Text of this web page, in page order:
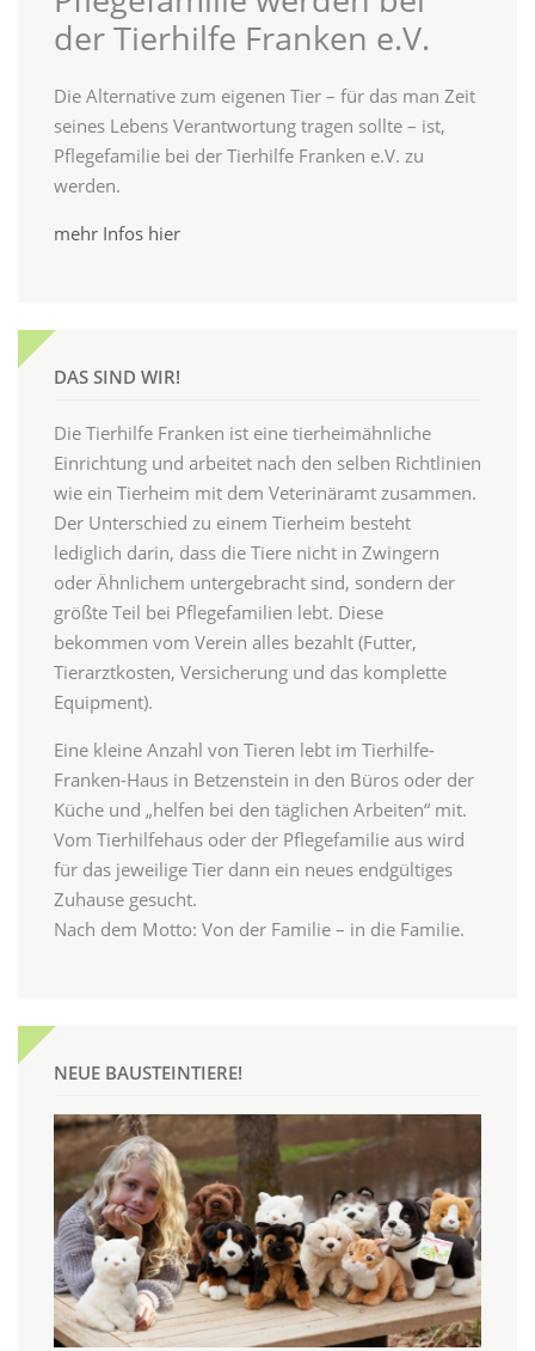
der Tierhilfe Franken e.V.
Die Alternative zum eigenen Tier – für das man Zeit
seines Lebens Verantwortung tragen sollte – ist,
Pflegefamilie bei der Tierhilfe Franken e.V. zu
werden.
mehr Infos hier
DAS SIND WIR!
Die Tierhilfe Franken ist eine tierheimähnliche
Einrichtung und arbeitet nach den selben Richtlinien
wie ein Tierheim mit dem Veterinäramt zusammen.
Der Unterschied zu einem Tierheim besteht
lediglich darin, dass die Tiere nicht in Zwingern
oder Ähnlichem untergebracht sind, sondern der
größte Teil bei Pflegefamilien lebt. Diese
bekommen vom Verein alles bezahlt (Futter,
Tierarztkosten, Versicherung und das komplette
Equipment).
Eine kleine Anzahl von Tieren lebt im Tierhilfe-
Franken-Haus in Betzenstein in den Büros oder der
Küche und „helfen bei den täglichen Arbeiten“ mit.
Vom Tierhilfehaus oder der Pflegefamilie aus wird
für das jeweilige Tier dann ein neues endgültiges
Zuhause gesucht.
Nach dem Motto: Von der Familie – in die Familie.
NEUE BAUSTEINTIERE!